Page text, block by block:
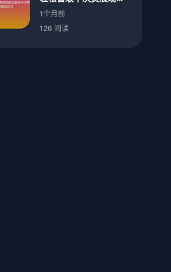
劲实力
1个月前
126 阅读